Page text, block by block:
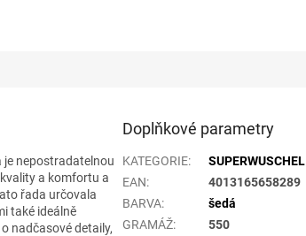
je nepostradatelnou
a komfortu a
řada určovala
také ideálně
nadčasové detaily,
Doplňkové parametry
KATEGORIE:
SUPERWUSCHEL
EAN:
4013165658289
BARVA:
šedá
GRAMÁŽ:
550